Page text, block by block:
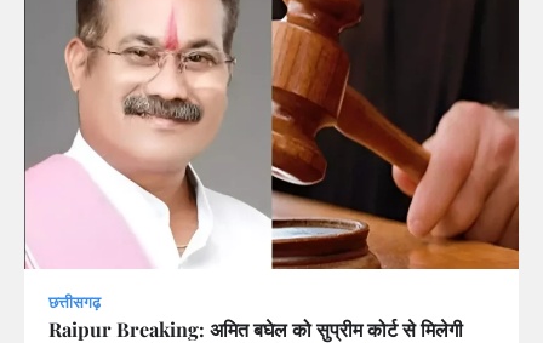
छत्तीसगढ़
Raipur Breaking: अमित बघेल को सुप्रीम कोर्ट से मिलेगी